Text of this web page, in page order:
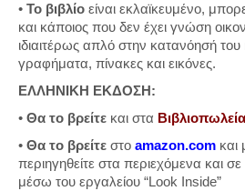
• Το βιβλίο είναι εκλαϊκευμένο,
και κάποιος που δεν έχει γνώση
ιδιαιτέρως απλό στην κατανόησή του
γραφήματα, πίνακες και εικόνες.
ΕΛΛΗΝΙΚΗ ΕΚΔΟΣΗ:
• Θα το βρείτε και στα
• Θα το βρείτε στο amazon.com και
περιηγηθείτε στα περιεχόμενα και
μέσω του εργαλείου “Look Inside”